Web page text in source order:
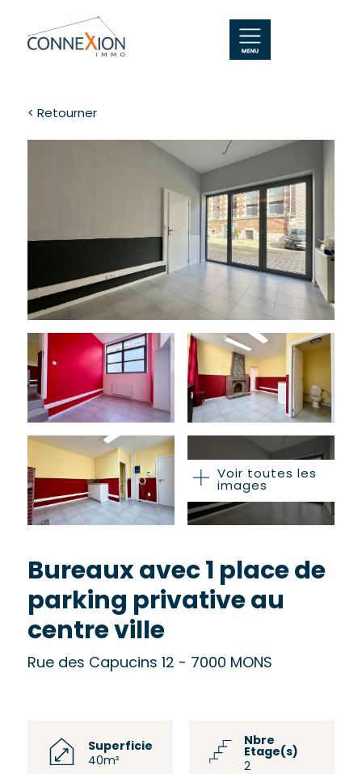
< Retourner
Voir toutes les
images
Bureaux avec 1 place de
parking privative au
centre ville
Rue des Capucins 12 - 7000 MONS
Superficie
40m²
Nbre
Etage(s)
2